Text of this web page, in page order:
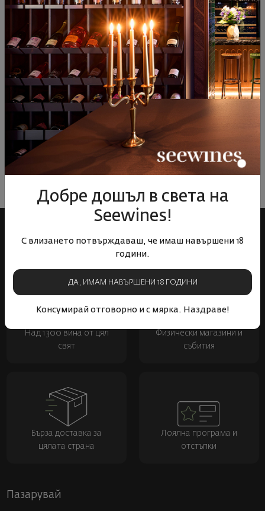
Виж подобни продукти Виж подобни продукти Виж
ОТЗИВИ И ОЦЕНКИ
Все още няма ревюта на този продукт
Напишете първото ревю
Добре дошъл в света на
Seewines!
С влизането потвърждаваш, че имаш навършени 18
години.
ДА, ИМАМ НАВЪРШЕНИ 18 ГОДИНИ
Консумирай отговорно и с мярка. Наздраве!
Над 1300 вина от цял
свят
Физически магазини и
събития
Бърза доставка за
цялата страна
Лоялна програма и
отстъпки
Пазарувай